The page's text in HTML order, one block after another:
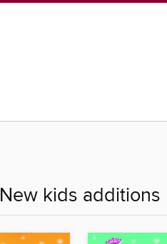
New kids additions